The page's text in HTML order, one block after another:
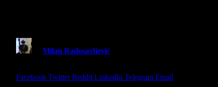
Milan Radosavljević
Facebook Twitter Reddit LinkedIn Telegram Email